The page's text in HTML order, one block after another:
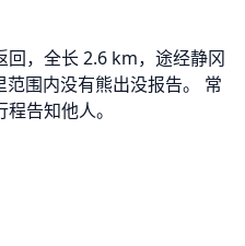
，全长 2.6 km，途经静冈
围内没有熊出没报告。 常
告知他人。